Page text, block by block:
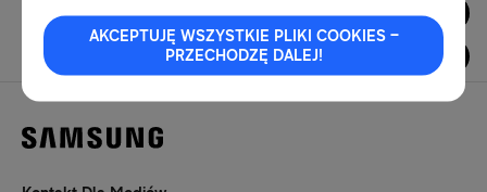
Dla Mediów
AKCEPTUJĘ WSZYSTKIE PLIKI COOKIES –
PRZECHODZĘ DALEJ!